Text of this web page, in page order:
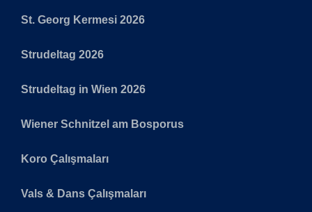
St. Georg Kermesi 2026
Strudeltag 2026
Strudeltag in Wien 2026
Wiener Schnitzel am Bosporus
Koro Çalışmaları
Vals & Dans Çalışmaları